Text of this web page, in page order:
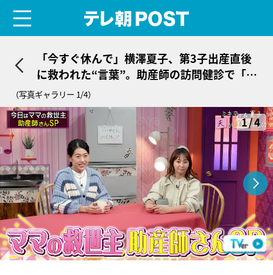
「今すぐ休んで」横澤夏子、第3子出産直後
に救われた“言葉”。助産師の訪問健診で「す
ごく嬉しかった」
（写真ギャラリー 1/4）
1/4